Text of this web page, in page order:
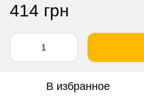
414 грн
В избранное